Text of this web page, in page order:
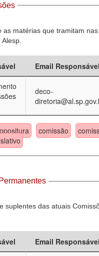
as matérias que tramitam nas
Email
deco-
comissão
suplentes das atuais
Email